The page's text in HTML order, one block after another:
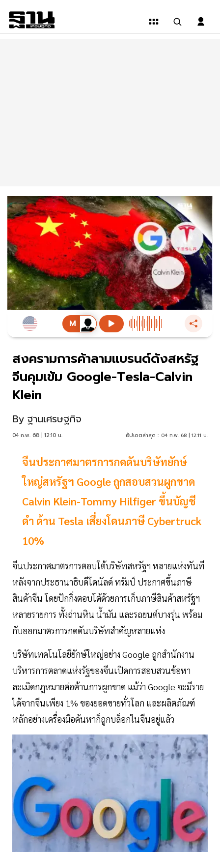
สงครามการค้าลามแบรนด์ดังสหรัฐ
จีนคุมเข้ม Google-Tesla-Calvin
Klein
By ฐานเศรษฐกิจ
04 ก.พ. 68 | 12:10 น. อัปเดตล่าสุด : 04 ก.พ. 68 | 12:11 น.
จีนประกาศมาตรการกดดันบริษัทยักษ์
ใหญ่สหรัฐฯ Google ถูกสอบสวนผูกขาด
Calvin Klein-Tommy Hilfiger ขึ้นบัญชี
ดำ ด้าน Tesla เสี่ยงโดนภาษี Cybertruck
10%
จีนประกาศมาตรการตอบโต้บริษัทสหรัฐฯ หลายแห่งทันที
หลังจากประธานาธิบดีโดนัลด์ ทรัมป์ ประกาศขึ้นภาษี
สินค้าจีน โดยปักกิ่งตอบโต้ด้วยการเก็บภาษีสินค้าสหรัฐฯ
หลายรายการ ทั้งถ่านหิน น้ำมัน และรถยนต์บางรุ่น พร้อม
กับออกมาตรการกดดันบริษัทสำคัญหลายแห่ง
บริษัทเทคโนโลยียักษ์ใหญ่อย่าง Google ถูกสำนักงาน
บริหารการตลาดแห่งรัฐของจีนเปิดการสอบสวนข้อหา
ละเมิดกฎหมายต่อต้านการผูกขาด แม้ว่า Google จะมีราย
ได้จากจีนเพียง 1% ของยอดขายทั่วโลก และผลิตภัณฑ์
หลักอย่างเครื่องมือค้นหาก็ถูกบล็อกในจีนอยู่แล้ว